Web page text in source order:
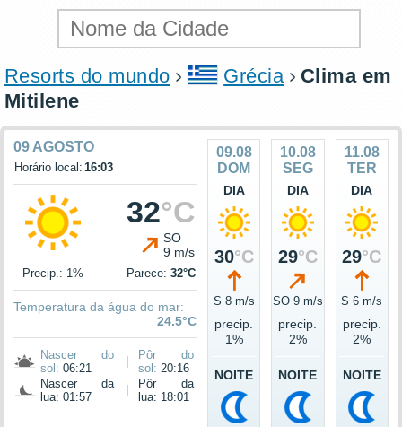
Resorts do mundo Grécia
Clima em
Mitilene
09 AGOSTO
Horário local: 16:03
32°C
SO
9 m/s
Precip.: 1% Parece: 32°C
Temperatura da água do mar:
24.5°C
Nascer do
sol: 06:21
Pôr do
sol: 20:16
Nascer da
lua: 01:57
Pôr da
lua: 18:01
09.08
DOM
DIA
30°C
S 8 m/s
precip.
1%
NOITE
10.08
SEG
DIA
29°C
SO 9 m/s
precip.
2%
NOITE
11.08
TER
DIA
29°C
S 6 m/s
precip.
2%
NOITE